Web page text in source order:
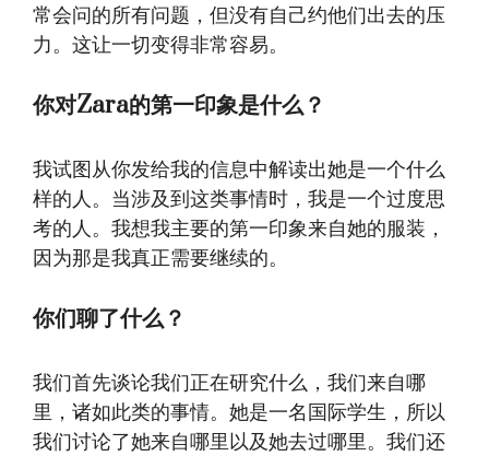
常会问的所有问题，但没有自己约他们出去的压
力。这让一切变得非常容易。
你对Zara的第一印象是什么？
我试图从你发给我的信息中解读出她是一个什么
样的人。当涉及到这类事情时，我是一个过度思
考的人。我想我主要的第一印象来自她的服装，
因为那是我真正需要继续的。
你们聊了什么？
我们首先谈论我们正在研究什么，我们来自哪
里，诸如此类的事情。她是一名国际学生，所以
我们讨论了她来自哪里以及她去过哪里。我们还